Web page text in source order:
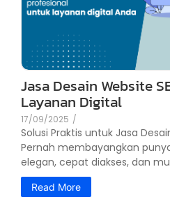
Jasa Desain Website
Layanan Digital
17/09/2025 /
Solusi Praktis untuk Jasa
Pernah membayangkan
elegan, cepat diakses, dan
Read More